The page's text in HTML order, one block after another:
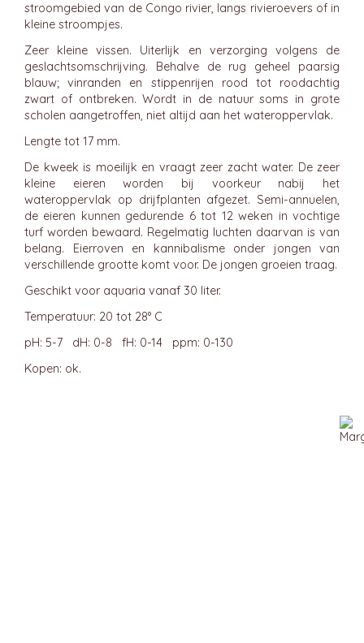
stroomgebied van de Congo rivier, langs rivieroevers of in
kleine stroompjes.
Zeer kleine vissen. Uiterlijk en verzorging volgens de
geslachtsomschrijving. Behalve de rug geheel paarsig
blauw; vinranden en stippenrijen rood tot roodachtig
zwart of ontbreken. Wordt in de natuur soms in grote
scholen aangetroffen, niet altijd aan het wateroppervlak.
Lengte tot 17 mm.
De kweek is moeilijk en vraagt zeer zacht water. De zeer
kleine eieren worden bij voorkeur nabij het
wateroppervlak op drijfplanten afgezet. Semi-annuelen,
de eieren kunnen gedurende 6 tot 12 weken in vochtige
turf worden bewaard. Regelmatig luchten daarvan is van
belang. Eierroven en kannibalisme onder jongen van
verschillende grootte komt voor. De jongen groeien traag.
Geschikt voor aquaria vanaf 30 liter.
Temperatuur: 20 tot 28° C
pH: 5-7 dH: 0-8 fH: 0-14 ppm: 0-130
Kopen: ok.